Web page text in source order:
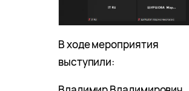
В ходе мероприятия
выступили: